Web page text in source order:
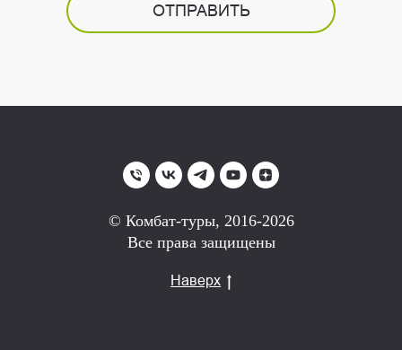
ОТПРАВИТЬ
© Комбат-туры, 2016-2026
Все права защищены
Наверх